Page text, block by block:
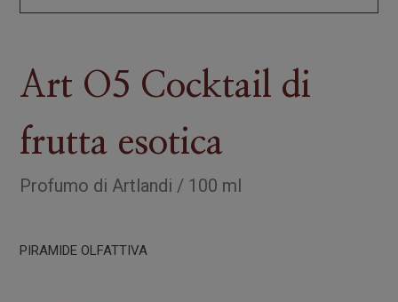
Art O5 Cocktail di
frutta esotica
Profumo di Artlandi / 100 ml
PIRAMIDE OLFATTIVA